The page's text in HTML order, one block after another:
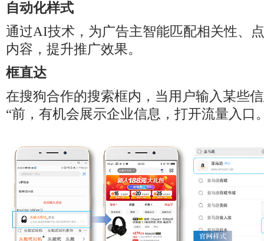
自动化样式
通过AI技术，为广告主智能匹配相关性、
内容，提升推广效果。
框直达
在搜狗合作的搜索框内，当用户输入某些
“前，有机会展示企业信息，打开流量入口